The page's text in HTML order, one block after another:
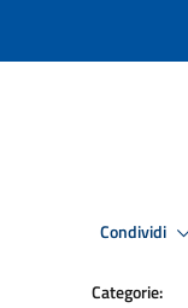
Condividi
Categorie: